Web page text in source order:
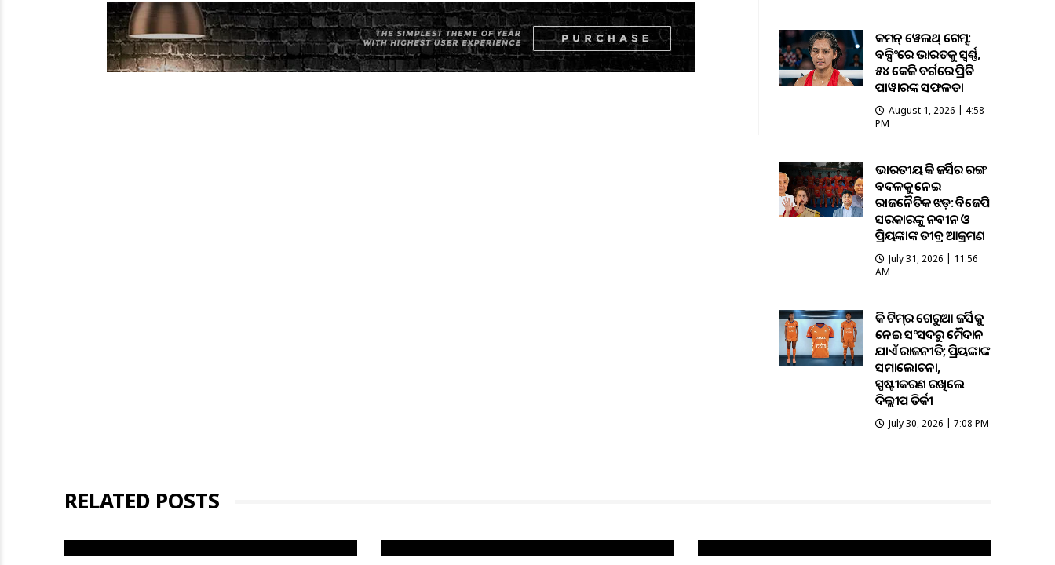
କମନ୍ ୱେଲଥ୍ ଗେମ୍ସ:
ବକ୍ସିଂରେ ଭାରତକୁ ସ୍ବର୍ଣ୍ଣ,
୫୪ କେଜି ବର୍ଗରେ ପ୍ରିତି
ପାୱାରଙ୍କ ସଫଳତା
August 1, 2026 | 4:58
PM
ଭାରତୀୟ ହକି ଜର୍ସିର ରଙ୍ଗ
ବଦଳକୁ ନେଇ
ରାଜନୈତିକ ଝଡ଼: ବିଜେପି
ସରକାରଙ୍କୁ ନବୀନ ଓ
ପ୍ରିୟଙ୍କାଙ୍କ ତୀବ୍ର ଆକ୍ରମଣ
July 31, 2026 | 11:56
AM
ହକି ଟିମ୍‌ର ଗେରୁଆ ଜର୍ସିକୁ
ନେଇ ସଂସଦରୁ ମୈଦାନ
ଯାଏଁ ରାଜନୀତି; ପ୍ରିୟଙ୍କାଙ୍କ
ସମାଲୋଚନା,
ସ୍ପଷ୍ଟୀକରଣ ରଖିଲେ
ଦିଲ୍ଲୀପ ତିର୍କୀ
July 30, 2026 | 7:08 PM
RELATED POSTS